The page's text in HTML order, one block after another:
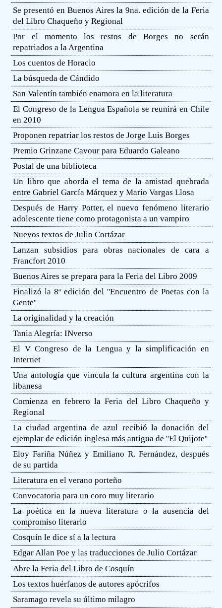
Se presentó en Buenos Aires la 9na. edición de la Feria
del Libro Chaqueño y Regional
Por el momento los restos de Borges no serán
repatriados a la Argentina
Los cuentos de Horacio
La búsqueda de Cándido
San Valentín también enamora en la literatura
El Congreso de la Lengua Española se reunirá en Chile
en 2010
Proponen repatriar los restos de Jorge Luis Borges
Premio Grinzane Cavour para Eduardo Galeano
Postal de una biblioteca
Un libro que aborda el tema de la amistad quebrada
entre Gabriel García Márquez y Mario Vargas Llosa
Después de Harry Potter, el nuevo fenómeno literario
adolescente tiene como protagonista a un vampiro
Nuevos textos de Julio Cortázar
Lanzan subsidios para obras nacionales de cara a
Francfort 2010
Buenos Aires se prepara para la Feria del Libro 2009
Finalizó la 8ª edición del ''Encuentro de Poetas con la
Gente''
La originalidad y la creación
Tania Alegría: INverso
El V Congreso de la Lengua y la simplificación en
Internet
Una antología que vincula la cultura argentina con la
libanesa
Comienza en febrero la Feria del Libro Chaqueño y
Regional
La ciudad argentina de azul recibió la donación del
ejemplar de edición inglesa más antigua de ''El Quijote''
Eloy Fariña Núñez y Emiliano R. Fernández, después
de su partida
Literatura en el verano porteño
Convocatoria para un coro muy literario
La poética en la nueva literatura o la ausencia del
compromiso literario
Cosquín le dice sí a la lectura
Edgar Allan Poe y las traducciones de Julio Cortázar
Abre la Feria del Libro de Cosquín
Los textos huérfanos de autores apócrifos
Saramago revela su último milagro